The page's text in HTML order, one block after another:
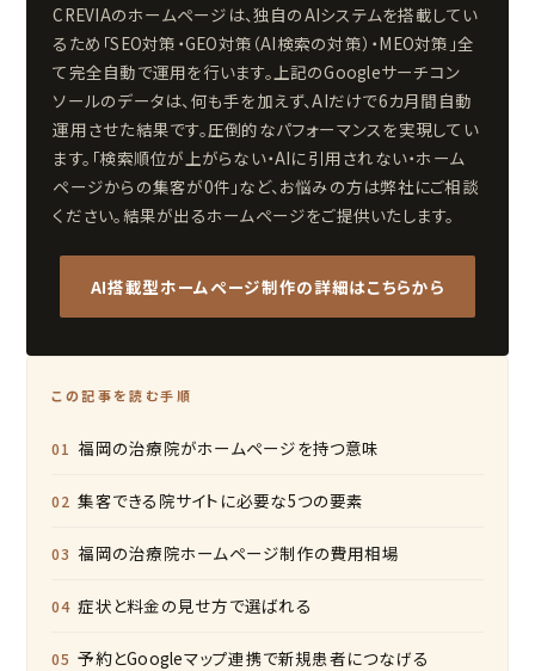
CREVIAのホームページは、独自のAIシステムを搭載してい
るため「SEO対策・GEO対策（AI検索の対策）・MEO対策」全
て完全自動で運用を行います。上記のGoogleサーチコン
ソールのデータは、何も手を加えず、AIだけで6カ月間自動
運用させた結果です。圧倒的なパフォーマンスを実現してい
ます。「検索順位が上がらない・AIに引用されない・ホーム
ページからの集客が0件」など、お悩みの方は弊社にご相談
ください。結果が出るホームページをご提供いたします。
AI搭載型ホームページ制作の詳細はこちらから
この記事を読む手順
福岡の治療院がホームページを持つ意味
集客できる院サイトに必要な5つの要素
福岡の治療院ホームページ制作の費用相場
症状と料金の見せ方で選ばれる
予約とGoogleマップ連携で新規患者につなげる